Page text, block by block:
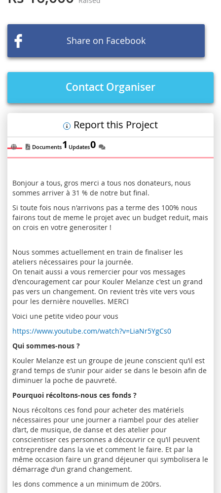
Share on Facebook
Contact Organiser
Report this Project
Bonjour a tous, gros merci a tous nos donateurs, nous
sommes arriver à 31 % de notre but final.
Si toute fois nous n'arrivons pas a terme des 100% nous
fairons tout de meme le projet avec un budget reduit, mais
on crois en votre generositer !
Nous sommes actuellement en train de finaliser les
ateliers nécessaires pour la journée.
On tenait aussi a vous remercier pour vos messages
d'encouragement car pour Kouler Melanze c'est un grand
pas vers un changement. On revient très vite vers vous
pour les dernière nouvelles. MERCI
Voici une petite video pour vous
https://www.youtube.com/watch?v=LiaNr5YgCs0
Qui sommes-nous ?
Kouler Melanze est un groupe de jeune conscient qu’il est
grand temps de s’unir pour aider se dans le besoin afin de
diminuer la poche de pauvreté.
Pourquoi récoltons-nous ces fonds ?
Nous récoltons ces fond pour acheter des matériels
nécessaires pour une journer a riambel pour des atelier
d’art, de musique, de danse et des atelier pour
conscientiser ces personnes a découvrir ce qu’il peuvent
entreprendre dans la vie et comment le faire. Et par la
même occasion faire un grand déjeuner qui symbolisera le
démarrage d’un grand changement.
les dons commence a un minimum de 200rs.
Documents1 Updates0
gallery